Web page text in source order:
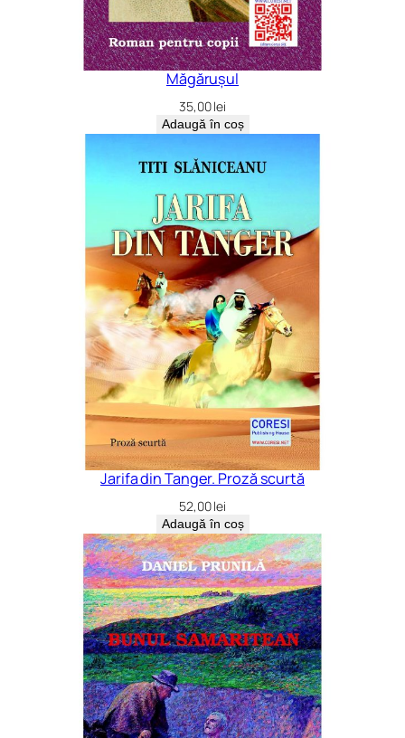
Măgărușul
35,00lei
Adaugă în coș
Jarifa din Tanger. Proză scurtă
52,00lei
Adaugă în coș